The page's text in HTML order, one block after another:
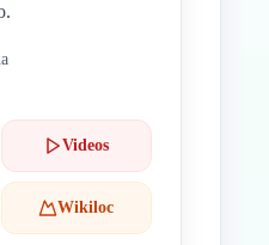
Videos
Wikiloc